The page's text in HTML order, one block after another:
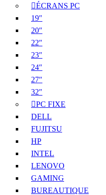
ÉCRANS PC
19″
20″
22″
23″
24″
27″
32″
PC FIXE
DELL
FUJITSU
HP
INTEL
LENOVO
GAMING
BUREAUTIQUE